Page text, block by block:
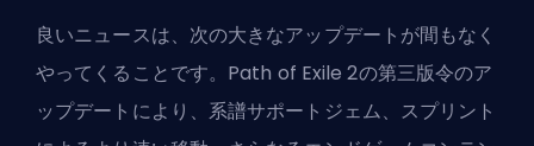
良いニュースは、次の大きなアップデートが間もなく
やってくることです。Path of Exile 2の第三版令のア
ップデートにより、系譜サポートジェム、スプリント